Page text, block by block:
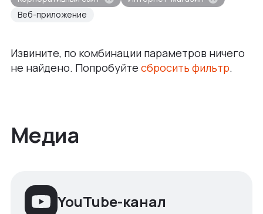
Веб-приложение
Извините, по комбинации параметров ничего
не найдено. Попробуйте сбросить фильтр.
Медиа
YouTube-канал